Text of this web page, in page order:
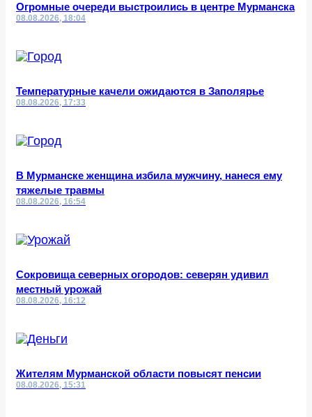
Огромные очереди выстроились в центре Мурманска
08.08.2026, 18:04
Температурные качели ожидаются в Заполярье
08.08.2026, 17:33
В Мурманске женщина избила мужчину, нанеся ему
тяжелые травмы
08.08.2026, 16:54
Сокровища северных огородов: северян удивил
местный урожай
08.08.2026, 16:12
Жителям Мурманской области повысят пенсии
08.08.2026, 15:31